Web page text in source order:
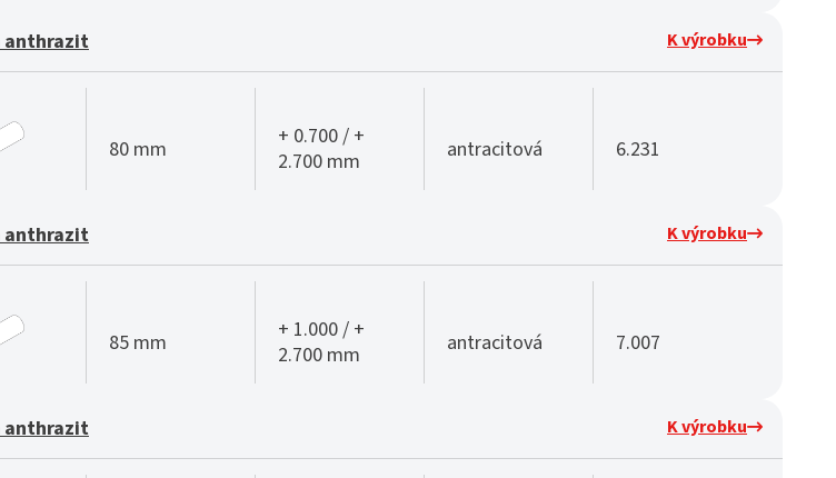
anthrazit K výrobku
80 mm
+ 0.700 / +
2.700 mm
antracitová 6.231
anthrazit K výrobku
85 mm
+ 1.000 / +
2.700 mm
antracitová 7.007
anthrazit K výrobku